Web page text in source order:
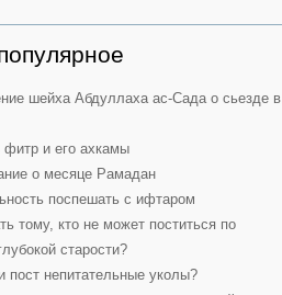
шейха Абдуллаха ас-Сада о сьезде в
фитр и его ахкамы
о месяце Рамадан
поспешать с ифтаром
тому, кто не может поститься по
старости?
пост непитательные уколы?